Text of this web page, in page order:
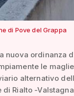
di Pove del Grappa
nuova ordinanza
le
alternativo
Rialto -